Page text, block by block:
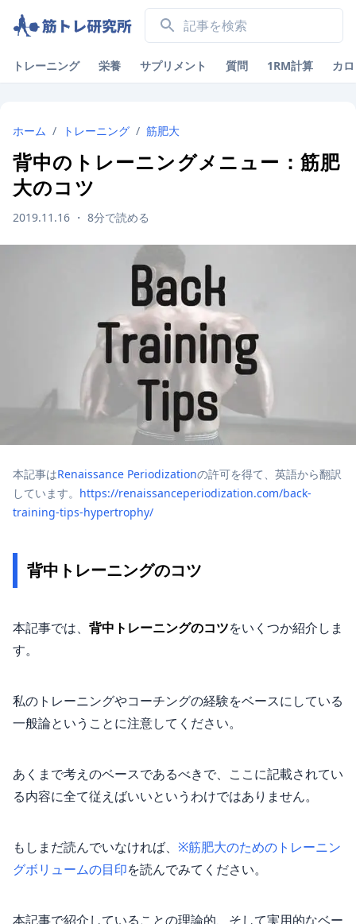
トレーニング 栄養 サプリメント 質問 1RM計算 カ
ホーム / トレーニング / 筋肥大
背中のトレーニングメニュー：筋肥
大のコツ
2019.11.16 ・ 8分で読める
本記事はRenaissance Periodizationの許可を得て、英語から翻訳
しています。 https://renaissanceperiodization.com/back-
training-tips-hypertrophy/
背中トレーニングのコツ
本記事では、 背中トレーニングのコツをいくつか紹介しま
す。
私のトレーニングやコーチングの経験をベースにしている
一般論ということに注意してください。
あくまで考えのベースであるべきで、ここに記載されてい
る内容に全て従えばいいというわけではありません。
もしまだ読んでいなければ、 ※筋肥大のためのトレーニン
グボリュームの目印を読んでみてください。
本記事で紹介していることの理論的、そして実用的なベー